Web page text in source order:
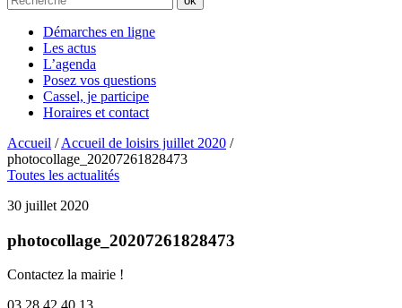
Démarches en ligne
Les actus
L’agenda
Posez vos questions
Cassel, je participe
Horaires et contact
Accueil /Accueil de loisirs juillet 2020 /
photocollage_20207261828473
Toutes les actualités
30 juillet 2020
photocollage_20207261828473
Contactez la mairie !